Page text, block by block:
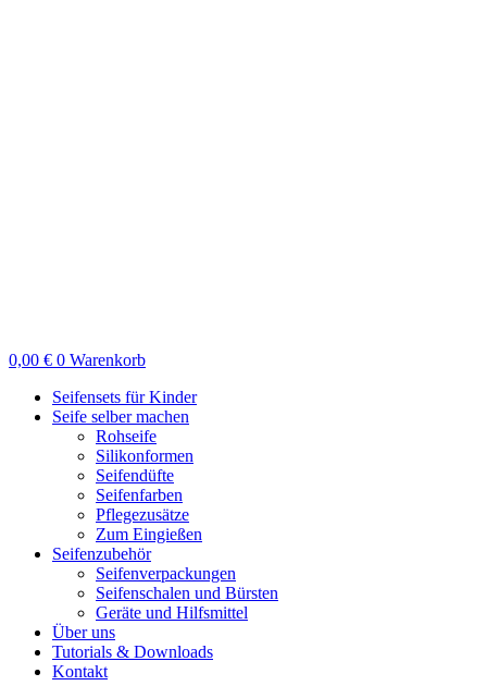
0,00 € 0 Warenkorb
Seifensets für Kinder
Seife selber machen
Rohseife
Silikonformen
Seifendüfte
Seifenfarben
Pflegezusätze
Zum Eingießen
Seifenzubehör
Seifenverpackungen
Seifenschalen und Bürsten
Geräte und Hilfsmittel
Über uns
Tutorials & Downloads
Kontakt